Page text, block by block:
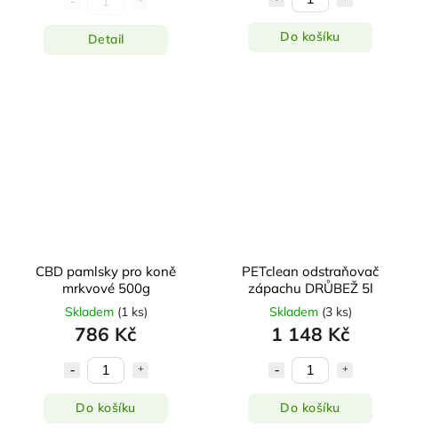
Detail Do košíku
CBD pamlsky pro koně
mrkvové 500g
Skladem (1 ks)
786 Kč
Do košíku
PETclean odstraňovač
zápachu DRŮBEŽ 5l
Skladem (3 ks)
1 148 Kč
Do košíku